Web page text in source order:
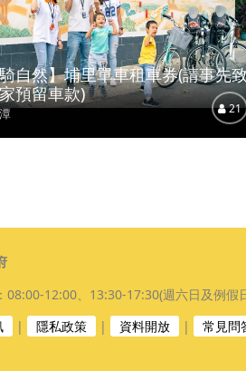
自然】埔里單車租車券(請事先
預留車款)
21
08:00-12:00、13:30-17:30(週六日及例假
| 隱私政策 | 資料開放 | 常見問